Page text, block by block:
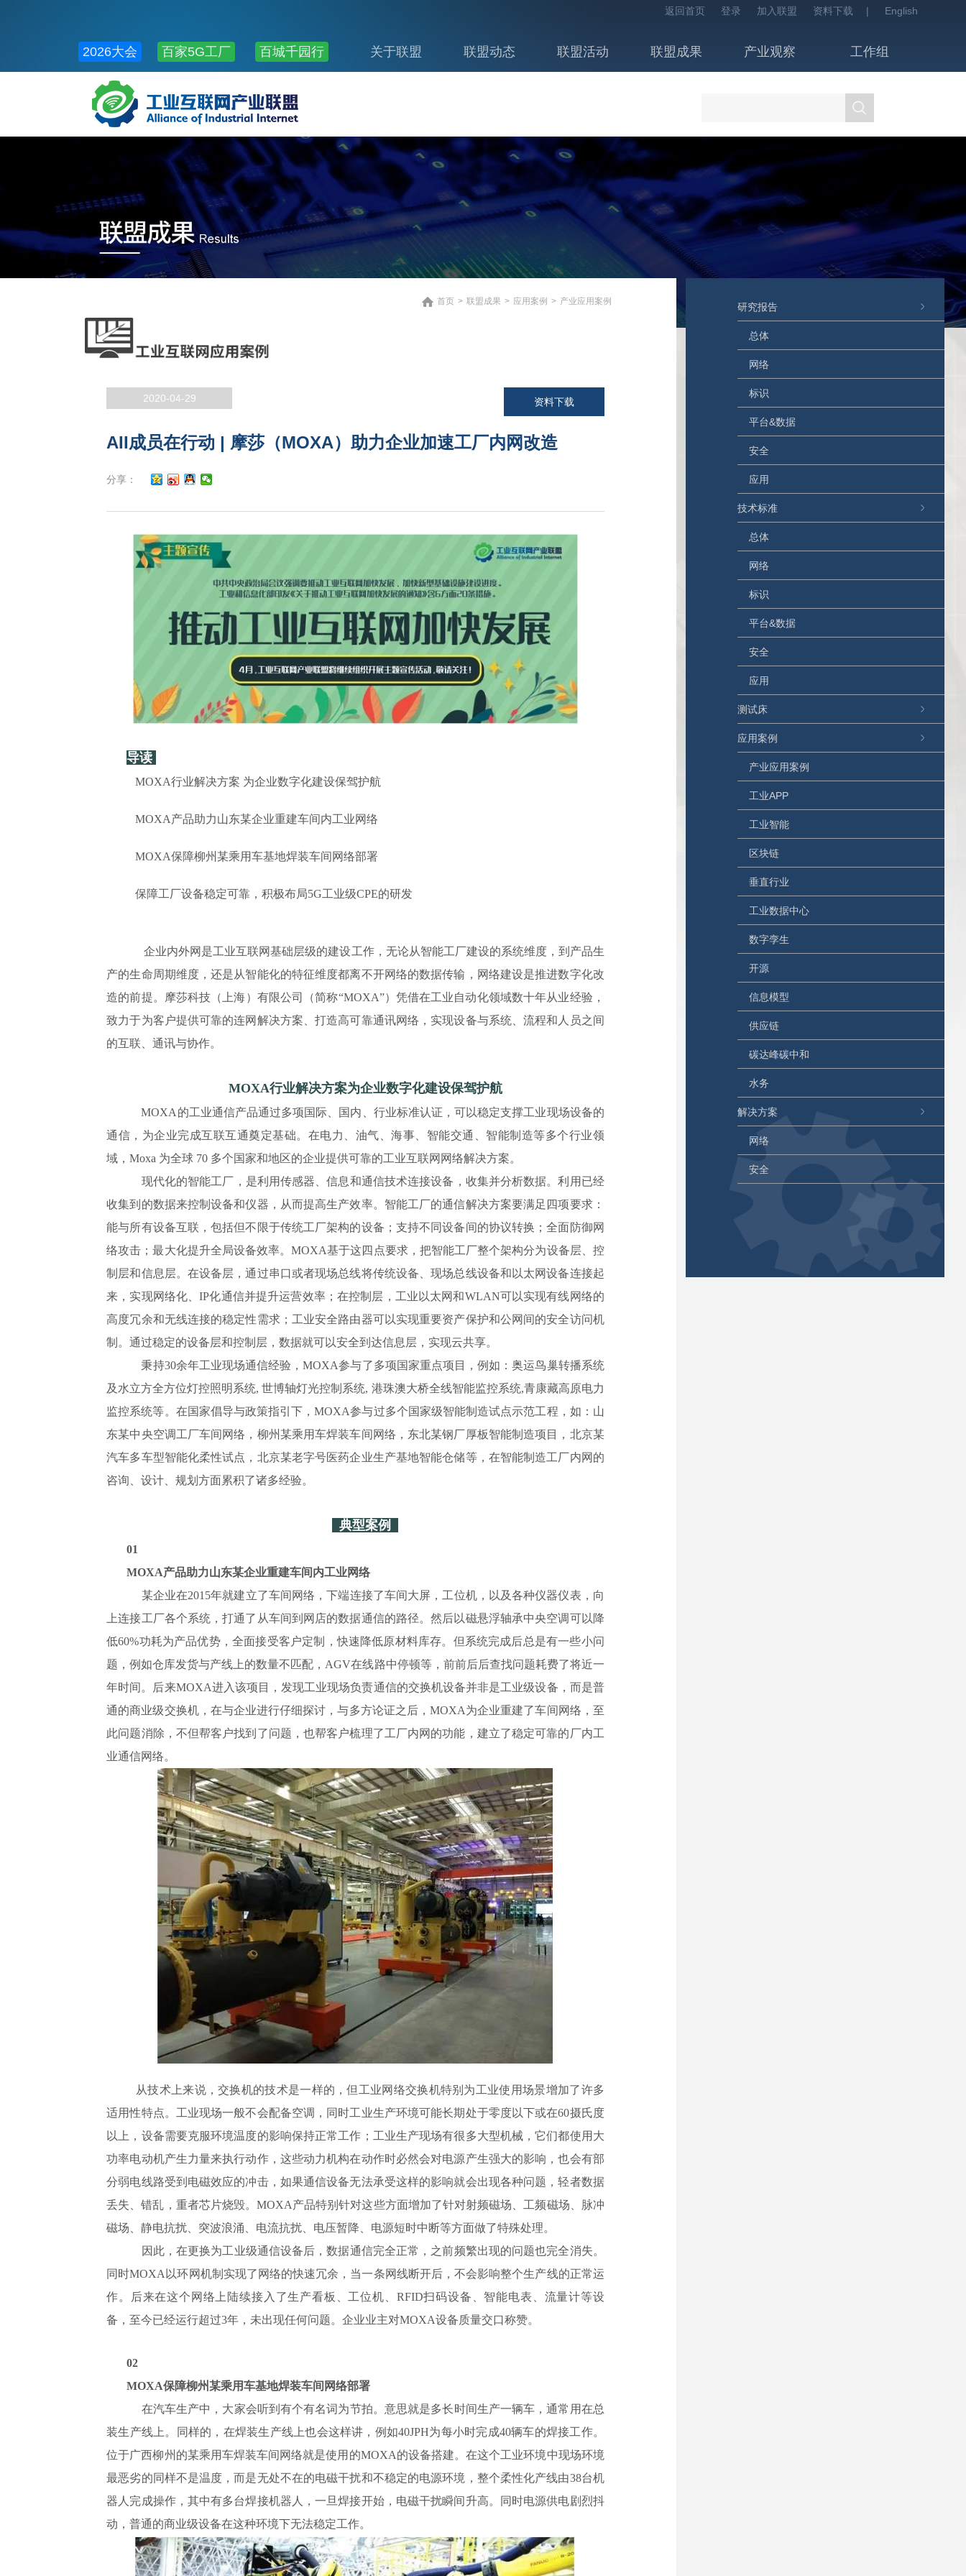
返回首页 登录 加入联盟 资料下载 | English
2026大会 百家5G工厂 百城千园行 关于联盟 联盟动态 联盟活动 联盟成果 产业观察
工作组
公共服务
首页 > 联盟成果 > 应用案例 > 产业应用案例
2020-04-29 资料下载
AII成员在行动 | 摩莎（MOXA）助力企业加速工厂内网改造
分享：
导读
MOXA行业解决方案 为企业数字化建设保驾护航
MOXA产品助力山东某企业重建车间内工业网络
MOXA保障柳州某乘用车基地焊装车间网络部署
保障工厂设备稳定可靠，积极布局5G工业级CPE的研发
企业内外网是工业互联网基础层级的建设工作，无论从智能工厂建设的系统维度，到产品生
产的生命周期维度，还是从智能化的特征维度都离不开网络的数据传输，网络建设是推进数字化改
造的前提。摩莎科技（上海）有限公司（简称“MOXA”）凭借在工业自动化领域数十年从业经验，
致力于为客户提供可靠的连网解决方案、打造高可靠通讯网络，实现设备与系统、流程和人员之间
的互联、通讯与协作。
MOXA行业解决方案为企业数字化建设保驾护航
MOXA的工业通信产品通过多项国际、国内、行业标准认证，可以稳定支撑工业现场设备的
通信，为企业完成互联互通奠定基础。在电力、油气、海事、智能交通、智能制造等多个行业领
域，Moxa 为全球 70 多个国家和地区的企业提供可靠的工业互联网网络解决方案。
现代化的智能工厂，是利用传感器、信息和通信技术连接设备，收集并分析数据。利用已经
收集到的数据来控制设备和仪器，从而提高生产效率。智能工厂的通信解决方案要满足四项要求：
能与所有设备互联，包括但不限于传统工厂架构的设备；支持不同设备间的协议转换；全面防御网
络攻击；最大化提升全局设备效率。MOXA基于这四点要求，把智能工厂整个架构分为设备层、控
制层和信息层。在设备层，通过串口或者现场总线将传统设备、现场总线设备和以太网设备连接起
来，实现网络化、IP化通信并提升运营效率；在控制层，工业以太网和WLAN可以实现有线网络的
高度冗余和无线连接的稳定性需求；工业安全路由器可以实现重要资产保护和公网间的安全访问机
制。通过稳定的设备层和控制层，数据就可以安全到达信息层，实现云共享。
秉持30余年工业现场通信经验，MOXA参与了多项国家重点项目，例如：奥运鸟巢转播系统
及水立方全方位灯控照明系统, 世博轴灯光控制系统, 港珠澳大桥全线智能监控系统,青康藏高原电力
监控系统等。在国家倡导与政策指引下，MOXA参与过多个国家级智能制造试点示范工程，如：山
东某中央空调工厂车间网络，柳州某乘用车焊装车间网络，东北某钢厂厚板智能制造项目，北京某
汽车多车型智能化柔性试点，北京某老字号医药企业生产基地智能仓储等，在智能制造工厂内网的
咨询、设计、规划方面累积了诸多经验。
典型案例
01
MOXA产品助力山东某企业重建车间内工业网络
某企业在2015年就建立了车间网络，下端连接了车间大屏，工位机，以及各种仪器仪表，向
上连接工厂各个系统，打通了从车间到网店的数据通信的路径。然后以磁悬浮轴承中央空调可以降
低60%功耗为产品优势，全面接受客户定制，快速降低原材料库存。但系统完成后总是有一些小问
题，例如仓库发货与产线上的数量不匹配，AGV在线路中停顿等，前前后后查找问题耗费了将近一
年时间。后来MOXA进入该项目，发现工业现场负责通信的交换机设备并非是工业级设备，而是普
通的商业级交换机，在与企业进行仔细探讨，与多方论证之后，MOXA为企业重建了车间网络，至
此问题消除，不但帮客户找到了问题，也帮客户梳理了工厂内网的功能，建立了稳定可靠的厂内工
业通信网络。
从技术上来说，交换机的技术是一样的，但工业网络交换机特别为工业使用场景增加了许多
适用性特点。工业现场一般不会配备空调，同时工业生产环境可能长期处于零度以下或在60摄氏度
以上，设备需要克服环境温度的影响保持正常工作；工业生产现场有很多大型机械，它们都使用大
功率电动机产生力量来执行动作，这些动力机构在动作时必然会对电源产生强大的影响，也会有部
分弱电线路受到电磁效应的冲击，如果通信设备无法承受这样的影响就会出现各种问题，轻者数据
丢失、错乱，重者芯片烧毁。MOXA产品特别针对这些方面增加了针对射频磁场、工频磁场、脉冲
磁场、静电抗扰、突波浪涌、电流抗扰、电压暂降、电源短时中断等方面做了特殊处理。
因此，在更换为工业级通信设备后，数据通信完全正常，之前频繁出现的问题也完全消失。
同时MOXA以环网机制实现了网络的快速冗余，当一条网线断开后，不会影响整个生产线的正常运
作。后来在这个网络上陆续接入了生产看板、工位机、RFID扫码设备、智能电表、流量计等设
备，至今已经运行超过3年，未出现任何问题。企业业主对MOXA设备质量交口称赞。
02
MOXA保障柳州某乘用车基地焊装车间网络部署
在汽车生产中，大家会听到有个有名词为节拍。意思就是多长时间生产一辆车，通常用在总
装生产线上。同样的，在焊装生产线上也会这样讲，例如40JPH为每小时完成40辆车的焊接工作。
位于广西柳州的某乘用车焊装车间网络就是使用的MOXA的设备搭建。在这个工业环境中现场环境
最恶劣的同样不是温度，而是无处不在的电磁干扰和不稳定的电源环境，整个柔性化产线由38台机
器人完成操作，其中有多台焊接机器人，一旦焊接开始，电磁干扰瞬间升高。同时电源供电剧烈抖
动，普通的商业级设备在这种环境下无法稳定工作。
研究报告
总体
网络
标识
平台&数据
安全
应用
技术标准
总体
网络
标识
平台&数据
安全
应用
测试床
应用案例
产业应用案例
工业APP
工业智能
区块链
垂直行业
工业数据中心
数字孪生
开源
信息模型
供应链
碳达峰碳中和
水务
解决方案
网络
安全